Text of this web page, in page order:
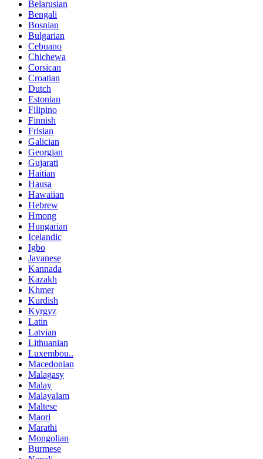
Belarusian
Bengali
Bosnian
Bulgarian
Cebuano
Chichewa
Corsican
Croatian
Dutch
Estonian
Filipino
Finnish
Frisian
Galician
Georgian
Gujarati
Haitian
Hausa
Hawaiian
Hebrew
Hmong
Hungarian
Icelandic
Igbo
Javanese
Kannada
Kazakh
Khmer
Kurdish
Kyrgyz
Latin
Latvian
Lithuanian
Luxembou..
Macedonian
Malagasy
Malay
Malayalam
Maltese
Maori
Marathi
Mongolian
Burmese